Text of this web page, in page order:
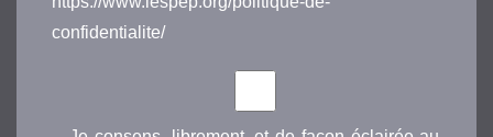
confidentialite/